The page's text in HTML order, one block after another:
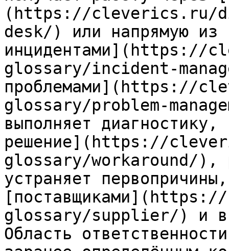
(https://cleverics.ru/
desk/) или напрямую из
glossary/incident-
проблемами](https://
glossary/problem-
выполняет
решение](https://
glossary/workaround/),
устраняет
glossary/supplier/) и
Область